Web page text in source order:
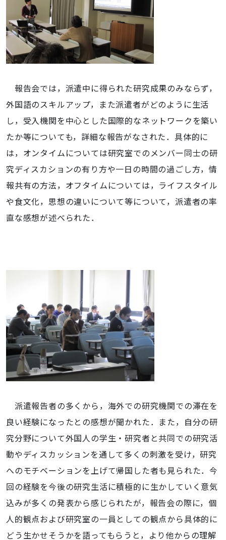
報告会では，派遣中に得られた研究成果のみならず，
外国語のスキルアップ，また派遣者がどのように生活
し，受入機関を中心とした国際的なネットワークを築い
たか等についても，詳細な報告がなされた．具体的に
は，オンタイムについては研究室でのメンバー同士の研
究ディスカションの有り方や一日の時間の過ごし方，情
報共有の方法，オフタイムについては，ライフスタイル
や食文化，思想の違いについて等について，派遣者の率
直な感想が述べられた．
派遣報告者の多くから，海外での研究機関での滞在を
良い経験になったとの感想が聞かれた．また，自分の研
究分野について外国人の学生・研究者と共同での研究活
動やディスカッションを通して多くの刺激を受け，研究
へのモチベーションを上げて帰国した者も見られた．今
回の経験を今後の研究生活に積極的に生かしていく意気
込みが多くの発表から感じられたが，報告会の際に，個
人的観点および研究室の一員としての観点から具体的に
どう生かせそうかを語ってもらうと，より他からの理解